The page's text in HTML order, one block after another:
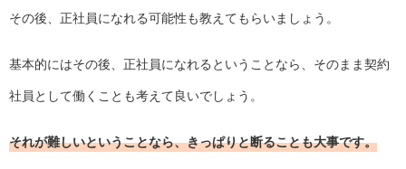
その後、正社員になれる可能性も教えてもらいましょう。
基本的にはその後、正社員になれるということなら、そのまま契約
社員として働くことも考えて良いでしょう。
それが難しいということなら、きっぱりと断ることも大事です。